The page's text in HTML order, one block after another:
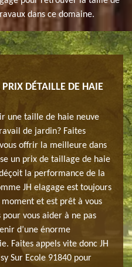
dans ce domaine.
DÉTAILLE DE HAIE
une taille de haie neuve
de jardin? Faites
offrir la meilleure dans
un prix de taillage de haie
la performance de la
JH elagage est toujours
et est prêt à vous
vous aider à ne pas
d’une énorme
Faites appels vite donc JH
Sur Ecole 91840 pour
La
et
JH